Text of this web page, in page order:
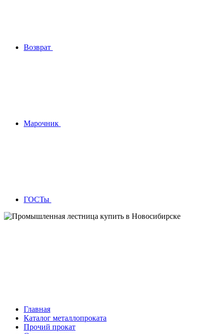
Возврат
Марочник
ГОСТы
Главная
Каталог металлопроката
Прочий прокат